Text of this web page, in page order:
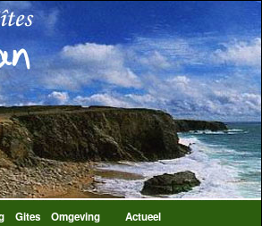
Gites Omgeving Actueel